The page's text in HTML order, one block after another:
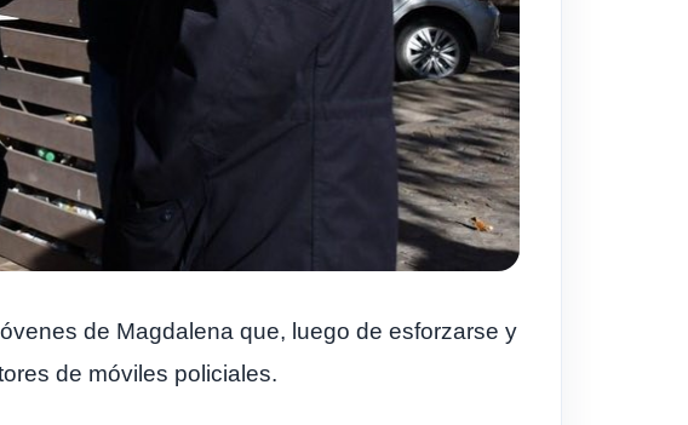
de Magdalena que, luego de esforzarse y
de móviles policiales.